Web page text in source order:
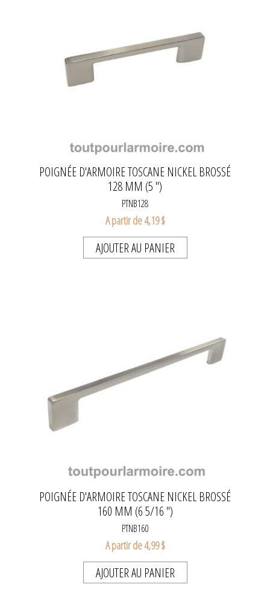
POIGNÉE D'ARMOIRE TOSCANE NICKEL BROSSÉ
128 MM (5 ")
PTNB128
A partir de 4,19 $
AJOUTER AU PANIER
POIGNÉE D'ARMOIRE TOSCANE NICKEL BROSSÉ
160 MM (6 5/16 ")
PTNB160
A partir de 4,99 $
AJOUTER AU PANIER